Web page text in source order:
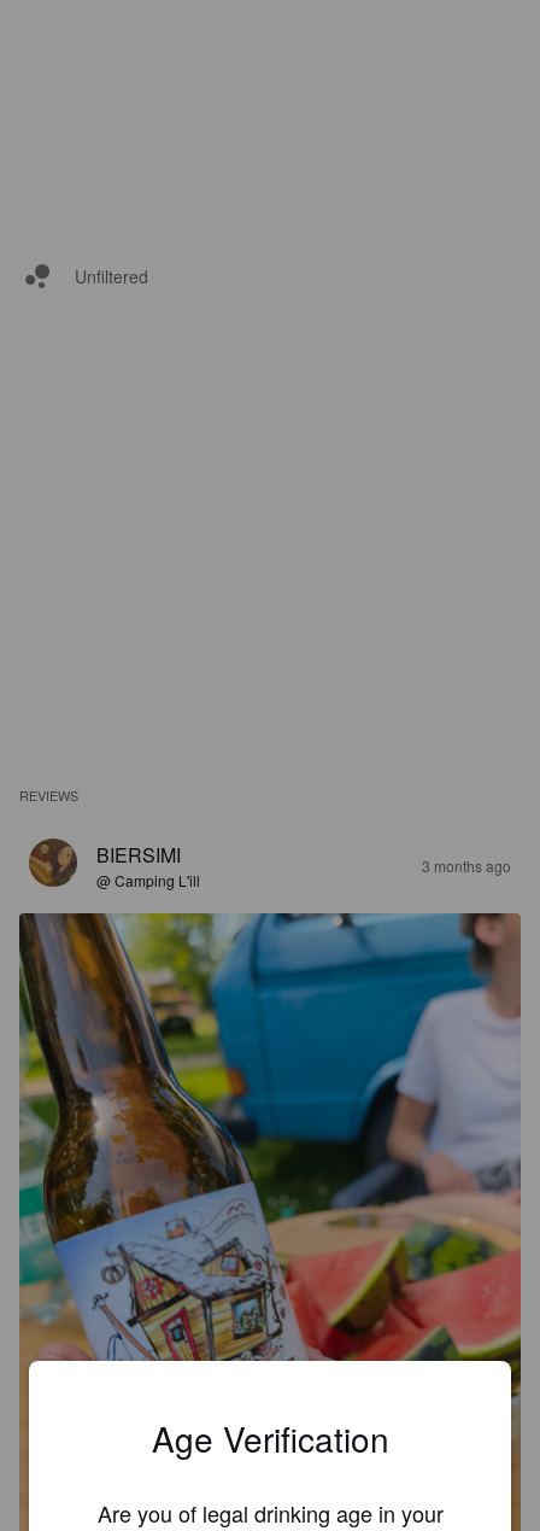
Unfiltered
REVIEWS
BIERSIMI
@ Camping L'ill
3 months ago
Age Verification
Are you of legal drinking age in your